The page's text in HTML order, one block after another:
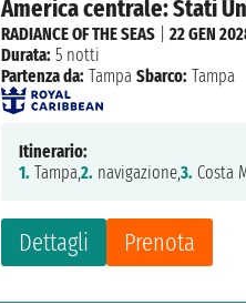
America centrale: Stati
Dettagli Prenota
RADIANCE OF THE SEAS |22 GEN
Durata: 5 notti
Partenza da: Tampa Sbarco: Tampa
Itinerario:
1. Tampa,2. navigazione,3. Costa